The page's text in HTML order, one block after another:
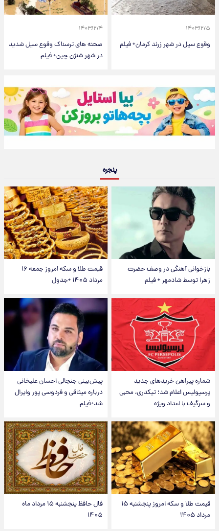
۱۴۰۳/۲/۵
وقوع سیل در شهر زرند کرمان+ فیلم
۱۴۰۳/۲/۴
صحنه های ترسناک وقوع سیل شدید
در شهر شنژن چین+ فیلم
پنجره
بازخوانی آهنگی در وصف حضرت
زهرا توسط شادمهر + فیلم
قیمت طلا و سکه امروز جمعه ۱۶
مرداد ۱۴۰۵ +جدول
شماره پیراهن خریدهای جدید
پرسپولیس اعلام شد؛ تیکدری، محبی
و سرگیف با اعداد ویژه
پیش‌بینی جنجالی احسان علیخانی
درباره میثاقی و فردوسی پور وایرال
شد+فیلم
قیمت طلا و سکه امروز پنجشنبه ۱۵
مرداد ۱۴۰۵
فال حافظ پنجشنبه ۱۵ مرداد ماه
۱۴۰۵